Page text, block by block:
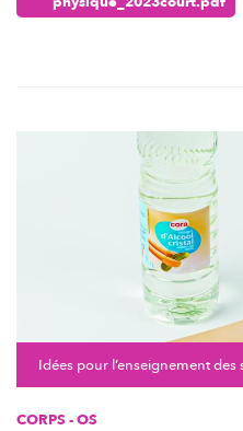
Idées pour l’enseignement des
CORPS - OS